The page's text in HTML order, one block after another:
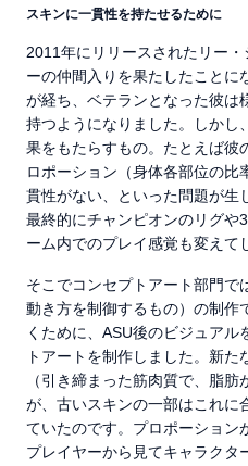
スキンに一貫性を持たせるために
2011年にリリースされたリー
ーの仲間入りを果たしたことに
が経ち、ベテランとなった彼は
持つようになりました。しかし
果をもたらすもの。たとえば彼
ロポーション（身体各部位の
貫性がない、といった問題が生
最終的にチャンピオンのリグや
ーム内でのプレイ感覚も変えて
そこでコンセプトアート部門で
動き方を制御するもの）の制作
くために、ASU後のビジュア
トアートを制作しました。新
（引き締まった筋肉質で、脂
が、古いスキンの一部はこれに
ていたのです。プロポーション
プレイヤーから見てキャラクタ